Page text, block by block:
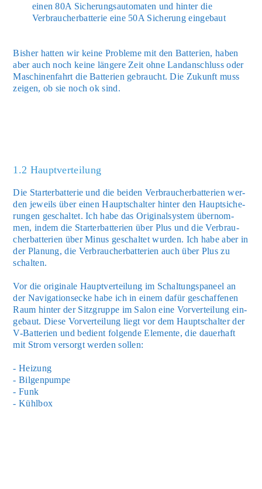
einen 80A Siche­rungs­au­to­ma­ten und hin­ter die
Ver­brau­cher­bat­te­rie eine 50A Siche­rung ein­ge­baut
Bis­her hat­ten wir kei­ne Pro­ble­me mit den Bat­te­rien, haben
aber auch noch kei­ne län­ge­re Zeit ohne Land­an­schluss oder
Maschi­nen­fahrt die Bat­te­rien gebraucht. Die Zukunft muss
zei­gen, ob sie noch ok sind.
1.2 Hauptverteilung
Die Star­ter­bat­te­rie und die bei­den Ver­brau­cher­bat­te­rien wer­
den jeweils über einen Haupt­schal­ter hin­ter den Haupt­si­che­
run­gen geschal­tet. Ich habe das Ori­gi­nal­sys­tem über­nom­
men, indem die Star­ter­bat­te­rien über Plus und die Ver­brau­
cher­bat­te­rien über Minus geschal­tet wur­den. Ich habe aber in
der Pla­nung, die Ver­brau­cher­bat­te­rien auch über Plus zu
schal­ten.
Vor die ori­gi­na­le Haupt­ver­tei­lung im Schal­tungs­pa­neel an
der Navi­ga­ti­ons­e­cke habe ich in einem dafür geschaf­fe­nen
Raum hin­ter der Sitz­grup­pe im Salon eine Vor­ver­tei­lung ein­
ge­baut. Die­se Vor­ver­tei­lung liegt vor dem Haupt­schal­ter der
V-Bat­te­rien und bedient fol­gen­de Ele­men­te, die dau­er­haft
mit Strom ver­sorgt wer­den sol­len:
- Hei­zung
- Bil­gen­pum­pe
- Funk
- Kühl­box